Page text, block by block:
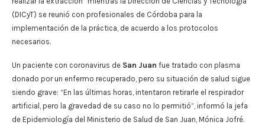
(DICyT) se reunió con profesionales de Córdoba para la
implementación de la práctica, de acuerdo a los protocolos
necesarios.
Un paciente con coronavirus de San Juan fue tratado con plasma
donado por un enfermo recuperado, pero su situación de salud sigue
siendo grave: “En las últimas horas, intentaron retirarle el respirador
artificial, pero la gravedad de su caso no lo permitió”, informó la jefa
de Epidemiología del Ministerio de Salud de San Juan, Mónica Jofré.